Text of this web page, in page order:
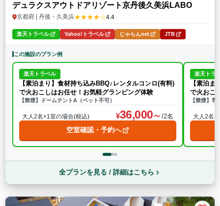
デュラクスアウトドアリゾート京丹後久美浜LABO
京都府 | 丹後・久美浜★★★★☆4.4
楽天トラベル Yahoo!トラベル じゃらんnet JTB
この施設のプラン例
楽天トラベル
【素泊まり】食材持ち込みBBQ♪レンタルコンロ(有料)
で火おこしはお任せ！お気軽グランピング体験
【禁煙】ドームテントA（ペット不可）
大人2名×1室の場合(税込) 36,000 /2名
空室確認・予約へ
楽天トラ
【素泊
で火おこ
【禁煙】
大人2名
全プランを見る / 詳細はこちら